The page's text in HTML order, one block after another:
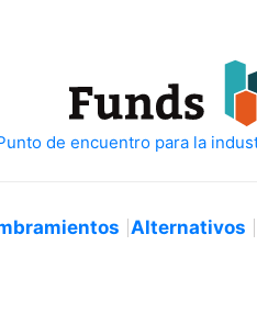
Alternativos